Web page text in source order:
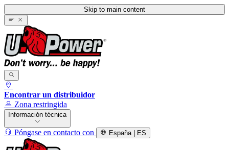
Skip to main content
Encontrar un distribuidor
Zona restringida
Información técnica
Póngase en contacto con España | ES